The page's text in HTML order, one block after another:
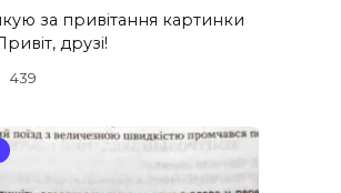
за привітання картинки
друзі!
439